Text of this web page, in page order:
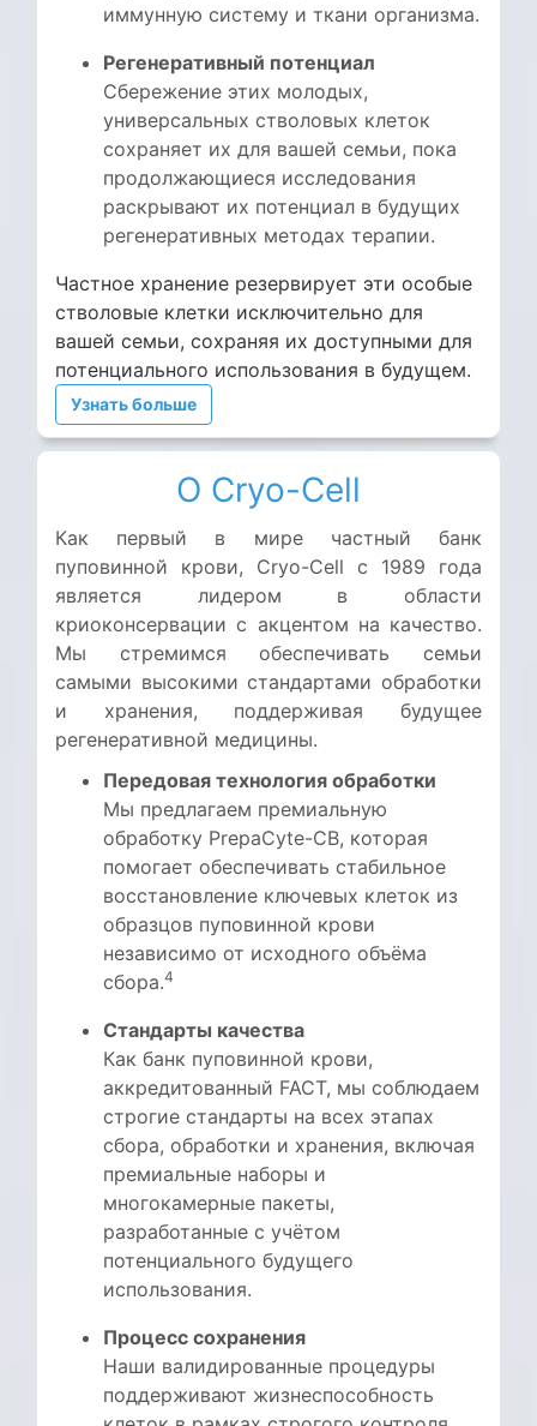
иммунную систему и ткани организма.
Регенеративный потенциал
Сбережение этих молодых,
универсальных стволовых клеток
сохраняет их для вашей семьи, пока
продолжающиеся исследования
раскрывают их потенциал в будущих
регенеративных методах терапии.
Частное хранение резервирует эти особые
стволовые клетки исключительно для
вашей семьи, сохраняя их доступными для
потенциального использования в будущем.
Узнать больше
О Cryo-Cell
Как первый в мире частный банк
пуповинной крови, Cryo-Cell с 1989 года
является лидером в области
криоконсервации с акцентом на качество.
Мы стремимся обеспечивать семьи
самыми высокими стандартами обработки
и хранения, поддерживая будущее
регенеративной медицины.
Передовая технология обработки
Мы предлагаем премиальную
обработку PrepaCyte-CB, которая
помогает обеспечивать стабильное
восстановление ключевых клеток из
образцов пуповинной крови
независимо от исходного объёма
сбора.4
Стандарты качества
Как банк пуповинной крови,
аккредитованный FACT, мы соблюдаем
строгие стандарты на всех этапах
сбора, обработки и хранения, включая
премиальные наборы и
многокамерные пакеты,
разработанные с учётом
потенциального будущего
использования.
Процесс сохранения
Наши валидированные процедуры
поддерживают жизнеспособность